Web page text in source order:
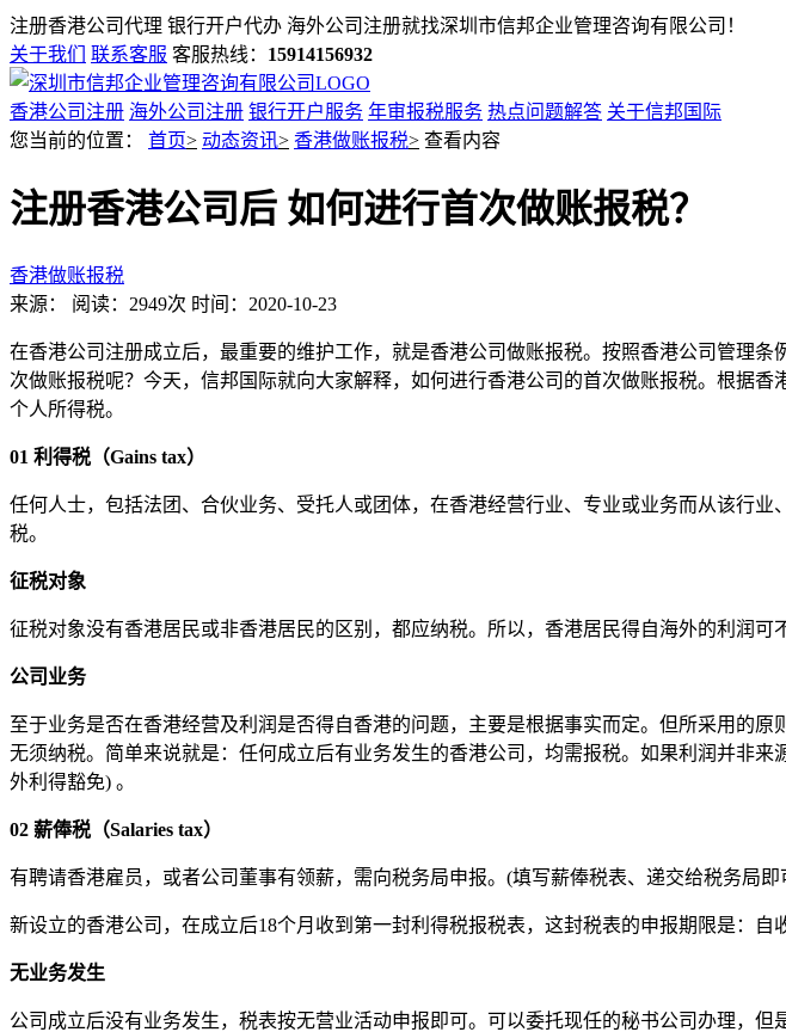
注册香港公司代理 银行开户代办 海外公司注册就找深圳市信邦企业管理咨询有限公司！
关于我们
联系客服 客服热线： 15914156932
香港公司注册 海外公司注册 银行开户服务 年审报税服务 热点问题解答 关于信邦国际
您当前的位置： 首页> 动态资讯> 香港做账报税> 查看内容
注册香港公司后 如何进行首次做账报税？
香港做账报税
来源：
阅读：2949次 时间：2020-10-23
在香港公司注册成立后，最重要的维护工作，就是香港公司做账报税。按照香港公司管理
次做账报税呢？今天，信邦国际就向大家解释，如何进行香港公司的首次做账报税。根据
个人所得税。
01 利得税（Gains tax）
任何人士，包括法团、合伙业务、受托人或团体，在香港经营行业、专业或业务而从该行
税。
征税对象
征税对象没有香港居民或非香港居民的区别，都应纳税。所以，香港居民得自海外的利润
公司业务
至于业务是否在香港经营及利润是否得自香港的问题，主要是根据事实而定。但所采用的
无须纳税。简单来说就是：任何成立后有业务发生的香港公司，均需报税。如果利润并非来
外利得豁免) 。
02 薪俸税（Salaries tax）
有聘请香港雇员，或者公司董事有领薪，需向税务局申报。 (填写薪俸税表、递交给税务局即
新设立的香港公司，在成立后18个月收到第一封利得税报税表，这封税表的申报期限是 ： 自
无业务发生
公司成立后没有业务发生，税表按无营业活动申报即可。可以委托现任的秘书公司办理，